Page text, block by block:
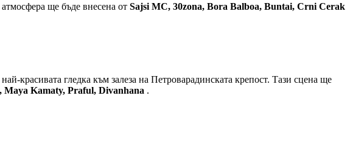
ще бъде внесена от Sajsi MC, 30zona, Bora Balboa, Buntai, Crni Cerak
красивата гледка към залеза на Петроварадинската крепост. Тази сцена ще
Maya Kamaty, Praful, Divanhana .